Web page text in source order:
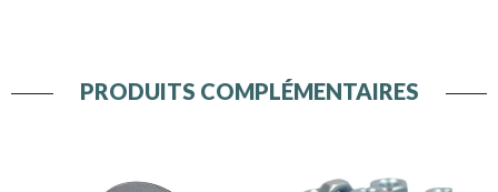
PRODUITS COMPLÉMENTAIRES